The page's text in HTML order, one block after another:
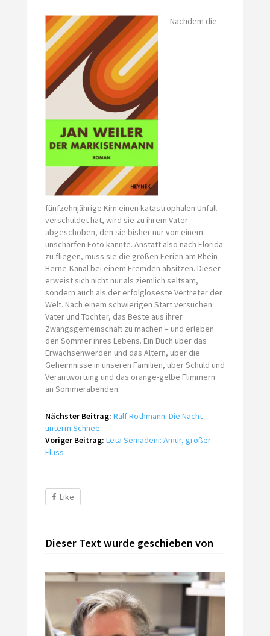
Nachdem die
fünfzehnjährige Kim einen katastrophalen Unfall
verschuldet hat, wird sie zu ihrem Vater
abgeschoben, den sie bisher nur von einem
unscharfen Foto kannte. Anstatt also nach Florida
zu fliegen, muss sie die großen Ferien am Rhein-
Herne-Kanal bei einem Fremden absitzen. Dieser
erweist sich nicht nur als ziemlich seltsam,
sondern auch als der erfolgloseste Vertreter der
Welt. Nach einem schwierigen Start versuchen
Vater und Tochter, das Beste aus ihrer
Zwangsgemeinschaft zu machen – und erleben
den Sommer ihres Lebens. Ein Buch über das
Erwachsenwerden und das Altern, über die
Geheimnisse in unseren Familien, über Schuld und
Verantwortung und das orange-gelbe Flimmern
an Sommerabenden.
Nächster Beitrag: Ralf Rothmann: Die Nacht
unterm Schnee
Voriger Beitrag: Leta Semadeni: Amur, großer
Fluss
Like
Dieser Text wurde geschieben von